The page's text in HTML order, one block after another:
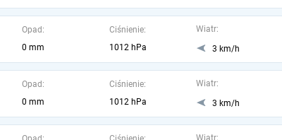
Opad:
0 mm
Ciśnienie:
1012 hPa
Wiatr:
3 km/h
Opad:
0 mm
Ciśnienie:
1012 hPa
Wiatr:
3 km/h
Wiatr: